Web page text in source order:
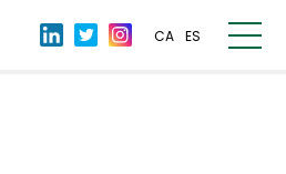
CA ES